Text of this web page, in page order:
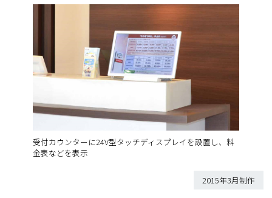
受付カウンターに24V型タッチディスプレイを設置し、料
金表などを表示
2015年3月制作